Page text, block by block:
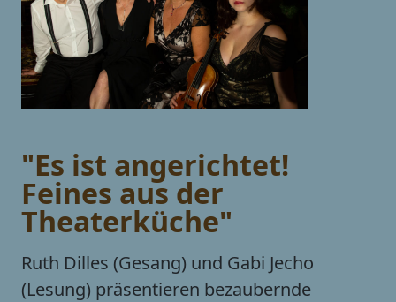
"Es ist angerichtet!
Feines aus der
Theaterküche"
Ruth Dilles (Gesang) und Gabi Jecho
(Lesung) präsentieren bezaubernde